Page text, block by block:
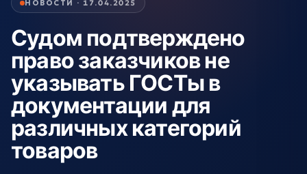
НОВОСТИ · 17.04.2025
Судом подтверждено
право заказчиков не
указывать ГОСТы в
документации для
различных категорий
товаров